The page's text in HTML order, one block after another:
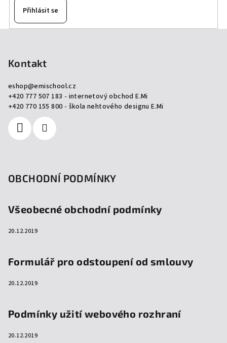
Přihlásit se
Kontakt
eshop@emischool.cz
+420 777 507 183 - internetový obchod E.Mi
+420 770 155 800 - škola nehtového designu E.Mi
OBCHODNÍ PODMÍNKY
Všeobecné obchodní podmínky
20.12.2019
Formulář pro odstoupení od smlouvy
20.12.2019
Podmínky užití webového rozhraní
20.12.2019